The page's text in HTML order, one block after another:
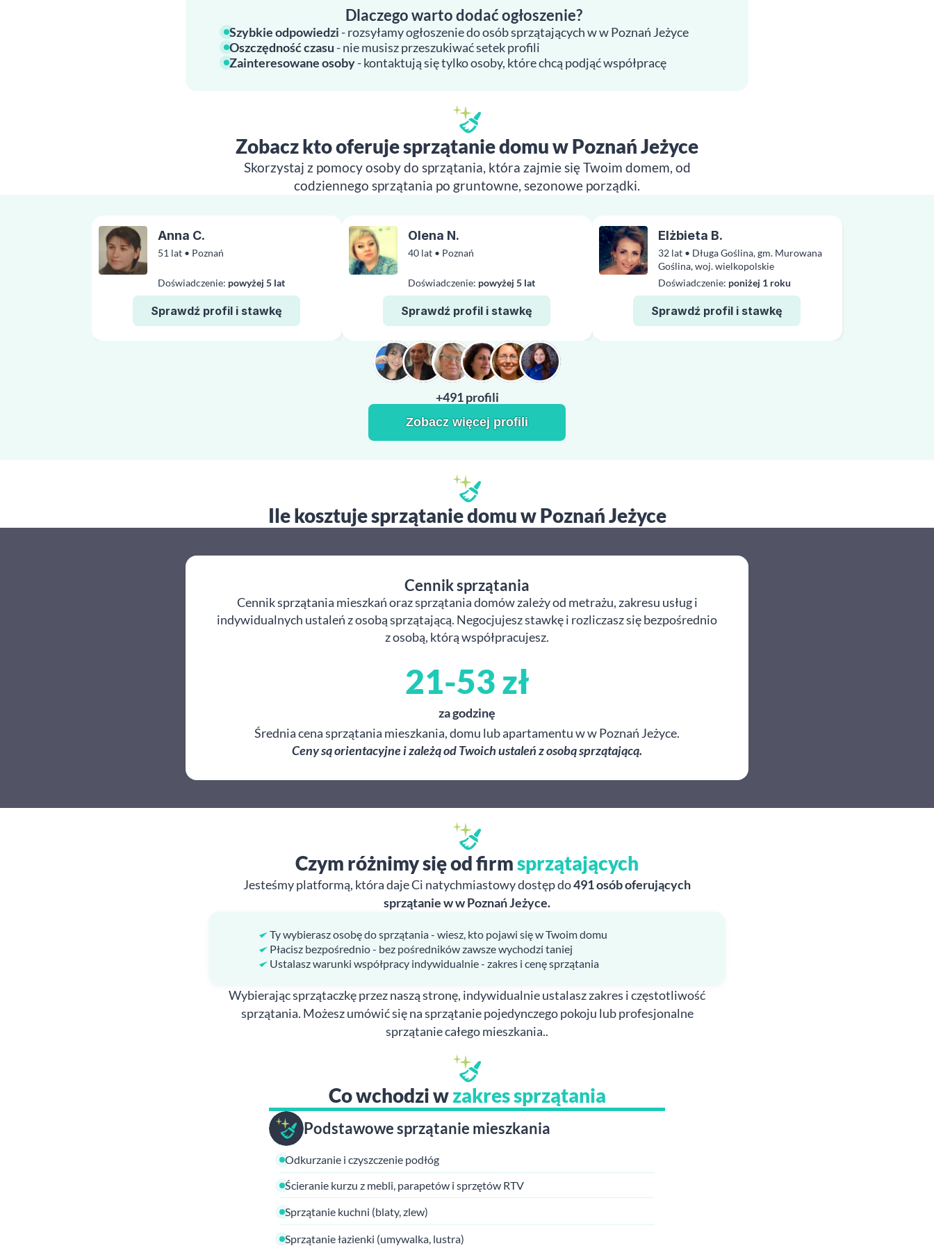
Dlaczego warto dodać ogłoszenie?
Szybkie odpowiedzi - rozsyłamy ogłoszenie do osób sprzątających w w Poznań Jeżyce
Oszczędność czasu - nie musisz przeszukiwać setek profili
Zainteresowane osoby- kontaktują się tylko osoby, które chcą podjąć współpracę
Zobacz kto oferuje sprzątanie domu w Poznań Jeżyce
Skorzystaj z pomocy osoby do sprzątania, która zajmie się Twoim domem, od
codziennego sprzątania po gruntowne, sezonowe porządki.
51 lat • Poznań
Doświadczenie: powyżej 5 lat
Sprawdź profil i stawkę
Anna C.
40 lat • Poznań
Doświadczenie: powyżej 5 lat
Sprawdź profil i stawkę
Olena N.
32 lat • Długa Goślina, gm. Murowana
Goślina, woj. wielkopolskie
Doświadczenie: poniżej 1 roku
Sprawdź profil i stawkę
Elżbieta B.
+491 profili
Zobacz więcej profili
Ile kosztuje sprzątanie domu w Poznań Jeżyce
Cennik sprzątania
Cennik sprzątania mieszkań oraz sprzątania domów zależy od metrażu, zakresu usług i
indywidualnych ustaleń z osobą sprzątającą. Negocjujesz stawkę i rozliczasz się bezpośrednio
z osobą, którą współpracujesz.
21-53 zł
za godzinę
Średnia cena sprzątania mieszkania, domu lub apartamentu w w Poznań Jeżyce.
Ceny są orientacyjne i zależą od Twoich ustaleń z osobą sprzątającą.
Czym różnimy się od firmsprzątających
Jesteśmy platformą, która daje Ci natychmiastowy dostęp do491 osób oferujących
sprzątanie w w Poznań Jeżyce.
Ty wybierasz osobę do sprzątania - wiesz, kto pojawi się w Twoim domu
Płacisz bezpośrednio - bez pośredników zawsze wychodzi taniej
Ustalasz warunki współpracy indywidualnie - zakres i cenę sprzątania
Wybierając sprzątaczkę przez naszą stronę, indywidualnie ustalasz zakres i częstotliwość
sprzątania. Możesz umówić się na sprzątanie pojedynczego pokoju lub profesjonalne
sprzątanie całego mieszkania..
Co wchodzi wzakres sprzątania
Podstawowe sprzątanie mieszkania
Odkurzanie i czyszczenie podłóg
Ścieranie kurzu z mebli, parapetów i sprzętów RTV
Sprzątanie kuchni (blaty, zlew)
Sprzątanie łazienki (umywalka, lustra)